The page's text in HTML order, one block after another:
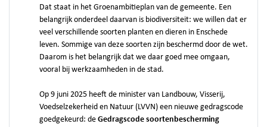
Dat staat in het Groenambitieplan van de gemeente. Een
belangrijk onderdeel daarvan is biodiversiteit: we willen dat er
veel verschillende soorten planten en dieren in Enschede
leven. Sommige van deze soorten zijn beschermd door de wet.
Daarom is het belangrijk dat we daar goed mee omgaan,
vooral bij werkzaamheden in de stad.
Op 9 juni 2025 heeft de minister van Landbouw, Visserij,
Voedselzekerheid en Natuur (LVVN) een nieuwe gedragscode
goedgekeurd: de Gedragscode soortenbescherming